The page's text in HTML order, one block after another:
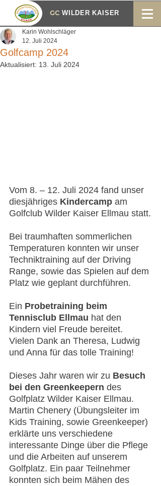
WILDER KAISER
GC
Golfcamp 2024
Karin Wohlschläger
12. Juli 2024
Aktualisiert: 13. Juli 2024
Vom 8. – 12. Juli 2024 fand unser
diesjähriges Kindercamp am
Golfclub Wilder Kaiser Ellmau statt.
Bei traumhaften sommerlichen
Temperaturen konnten wir unser
Techniktraining auf der Driving
Range, sowie das Spielen auf dem
Platz wie geplant durchführen.
Ein Probetraining beim
Tennisclub Ellmau hat den
Kindern viel Freude bereitet.
Vielen Dank an Theresa, Ludwig
und Anna für das tolle Training!
Dieses Jahr waren wir zu Besuch
bei den Greenkeepern des
Golfplatz Wilder Kaiser Ellmau.
Martin Chenery (Übungsleiter im
Kids Training, sowie Greenkeeper)
erklärte uns verschiedene
interessante Dinge über die Pflege
und die Arbeiten auf unserem
Golfplatz. Ein paar Teilnehmer
konnten sich beim Mähen des